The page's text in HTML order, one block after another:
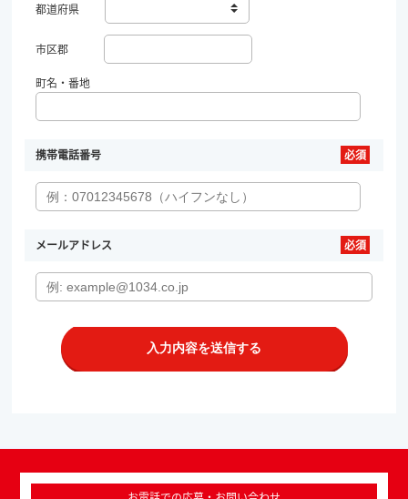
都道府県
市区郡
町名・番地
携帯電話番号
メールアドレス